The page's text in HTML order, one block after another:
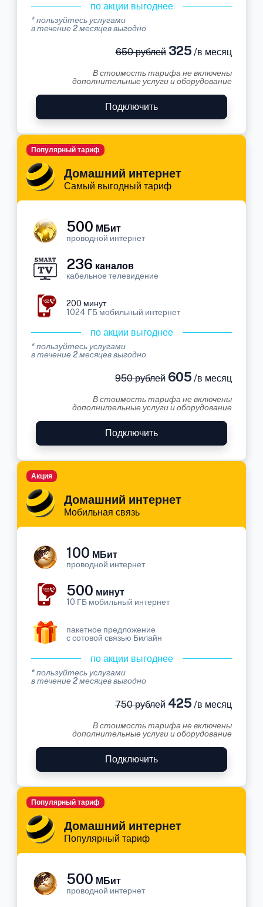
по акции выгоднее
* пользуйтесь услугами
в течение 2 месяцев выгодно
650 рублей325 /в месяц
В стоимость тарифа не включены
дополнительные услуги и оборудование
Подключить
Домашний интернет
Самый выгодный тариф
Популярный тариф
500 МБит
проводной интернет
236 каналов
кабельное телевидение
200 минут
1024 ГБ мобильный интернет
по акции выгоднее
* пользуйтесь услугами
в течение 2 месяцев выгодно
950 рублей605 /в месяц
В стоимость тарифа не включены
дополнительные услуги и оборудование
Подключить
Домашний интернет
Мобильная связь
Акция
100 МБит
проводной интернет
500 минут
10 ГБ мобильный интернет
пакетное предложение
с сотовой связью Билайн
по акции выгоднее
* пользуйтесь услугами
в течение 2 месяцев выгодно
750 рублей425 /в месяц
В стоимость тарифа не включены
дополнительные услуги и оборудование
Подключить
Домашний интернет
Популярный тариф
Популярный тариф
500 МБит
проводной интернет